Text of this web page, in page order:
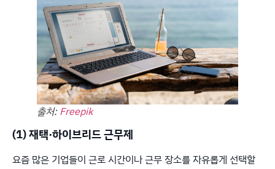
출처:Freepik
(1) 재택·하이브리드 근무제
요즘 많은 기업들이 근로 시간이나 근무 장소를 자유롭게 선택할